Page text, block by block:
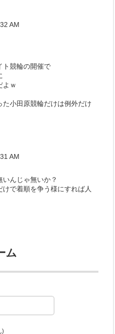
AM
ト競輪の開催で
よｗ
小田原競輪だけは例外だけ
AM
んじゃ無いか？
で着順を争う様にすれば人
ム
)